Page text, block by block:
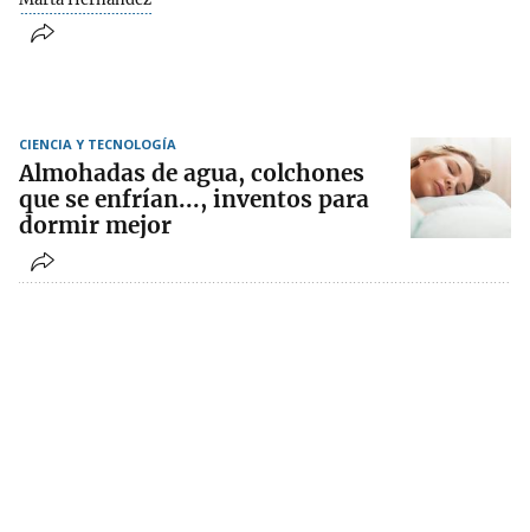
CIENCIA Y TECNOLOGÍA
Almohadas de agua, colchones
que se enfrían..., inventos para
dormir mejor